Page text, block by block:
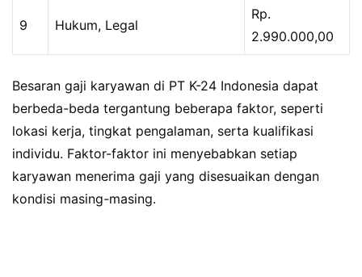
9 Hukum, Legal
Rp.
2.990.000,00
Besaran gaji karyawan di PT K-24 Indonesia dapat
berbeda-beda tergantung beberapa faktor, seperti
lokasi kerja, tingkat pengalaman, serta kualifikasi
individu. Faktor-faktor ini menyebabkan setiap
karyawan menerima gaji yang disesuaikan dengan
kondisi masing-masing.